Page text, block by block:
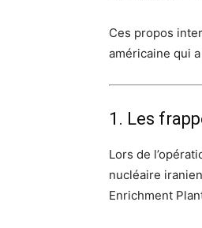
Ces propos
américaine qui
1. Les
Lors de
nucléaire
Enrichment